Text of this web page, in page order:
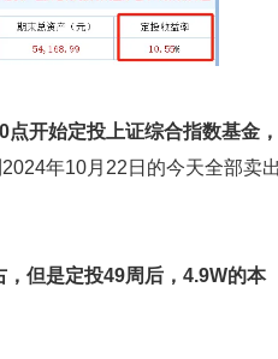
点开始定投上证综合指数基金，
年10月22日的今天全部卖
但是定投49周后，4.9W的本